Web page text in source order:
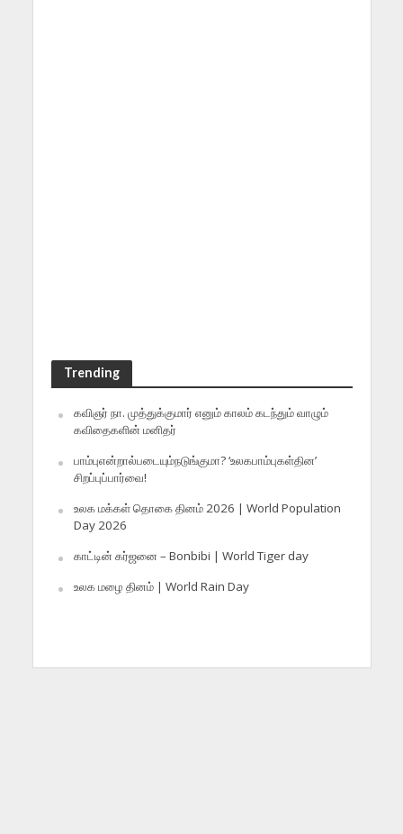
Trending
கவிஞர் நா. முத்துக்குமார் எனும் காலம் கடந்தும் வாழும்
கவிதைகளின் மனிதர்
பாம்புஎன்றால்படையும்நடுங்குமா? ‘உலகபாம்புகள்தின’
சிறப்புப்பார்வை!
உலக மக்கள் தொகை தினம் 2026 | World Population
Day 2026
காட்டின் கர்ஜனை – Bonbibi | World Tiger day
உலக மழை தினம் | World Rain Day